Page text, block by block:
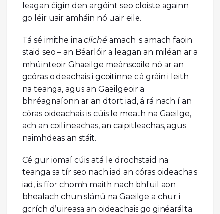
leagan éigin den argóint seo cloiste againn
go léir uair amháin nó uair eile.
Tá sé imithe ina cliché amach is amach faoin
staid seo – an Béarlóir a leagan an miléan ar a
mhúinteoir Ghaeilge meánscoile nó ar an
gcóras oideachais i gcoitinne dá gráin i leith
na teanga, agus an Gaeilgeoir a
bhréagnaíonn ar an dtort iad, á rá nach í an
córas oideachais is cúis le meath na Gaeilge,
ach an coilíneachas, an caipitleachas, agus
naimhdeas an stáit.
Cé gur iomaí cúis atá le drochstaid na
teanga sa tír seo nach iad an córas oideachais
iad, is fíor chomh maith nach bhfuil aon
bhealach chun slánú na Gaeilge a chur i
gcrích d’uireasa an oideachais go ginéarálta,